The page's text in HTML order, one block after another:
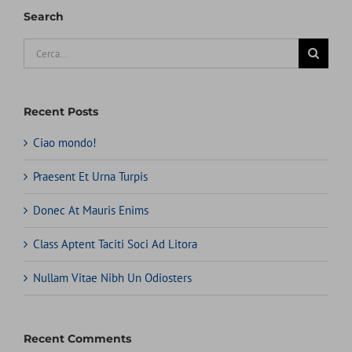
Search
Recent Posts
Ciao mondo!
Praesent Et Urna Turpis
Donec At Mauris Enims
Class Aptent Taciti Soci Ad Litora
Nullam Vitae Nibh Un Odiosters
Recent Comments